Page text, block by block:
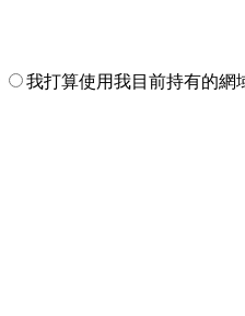
我打算使用我目前持有的網